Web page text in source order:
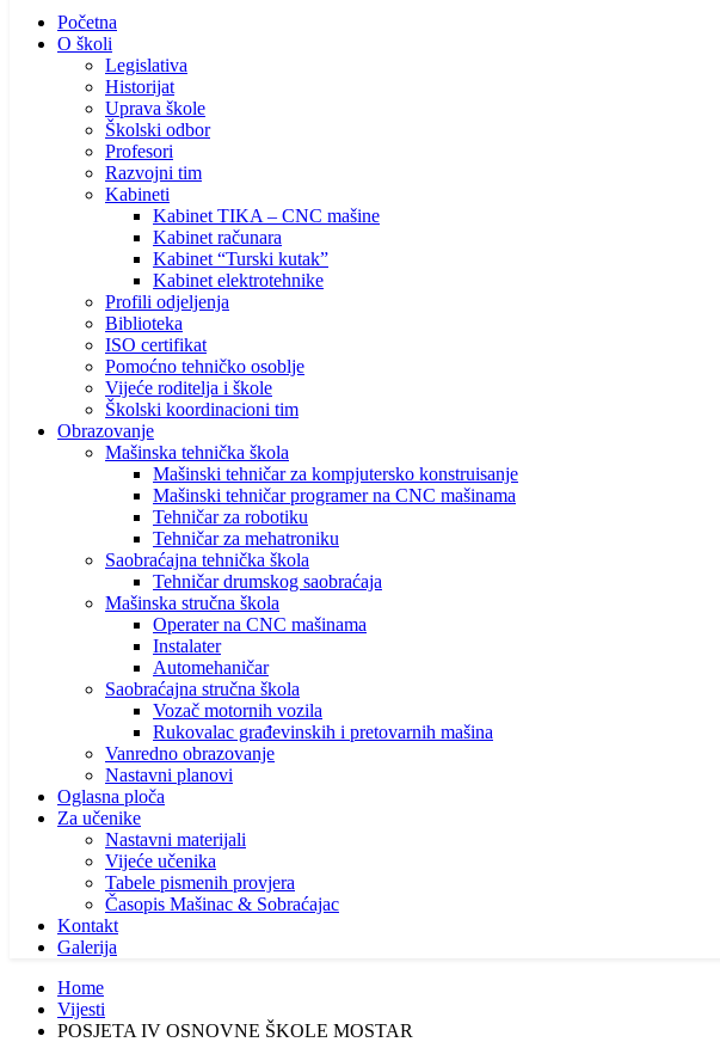
Početna
O školi
Legislativa
Historijat
Uprava škole
Školski odbor
Profesori
Razvojni tim
Kabineti
Kabinet TIKA – CNC mašine
Kabinet računara
Kabinet “Turski kutak”
Kabinet elektrotehnike
Profili odjeljenja
Biblioteka
ISO certifikat
Pomoćno tehničko osoblje
Vijeće roditelja i škole
Školski koordinacioni tim
Obrazovanje
Mašinska tehnička škola
Mašinski tehničar za kompjutersko konstruisanje
Mašinski tehničar programer na CNC mašinama
Tehničar za robotiku
Tehničar za mehatroniku
Saobraćajna tehnička škola
Tehničar drumskog saobraćaja
Mašinska stručna škola
Operater na CNC mašinama
Instalater
Automehaničar
Saobraćajna stručna škola
Vozač motornih vozila
Rukovalac građevinskih i pretovarnih mašina
Vanredno obrazovanje
Nastavni planovi
Oglasna ploča
Za učenike
Nastavni materijali
Vijeće učenika
Tabele pismenih provjera
Časopis Mašinac & Sobraćajac
Kontakt
Galerija
Home
Vijesti
POSJETA IV OSNOVNE ŠKOLE MOSTAR